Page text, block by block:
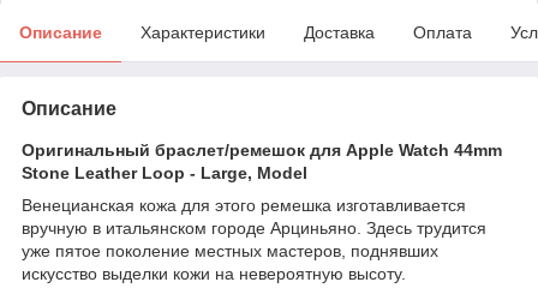
Описание Характеристики Доставка Оплата
Описание
Оригинальный браслет/ремешок для Apple Watch 44mm
Stone Leather Loop - Large, Model
Венецианская кожа для этого ремешка изготавливается
вручную в итальянском городе Арциньяно. Здесь трудится
уже пятое поколение местных мастеров, поднявших
искусство выделки кожи на невероятную высоту.